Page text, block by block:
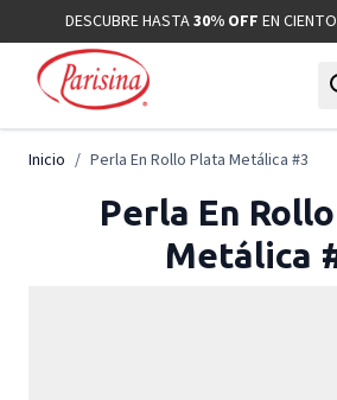
Ir al contenidoDESCUBRE HASTA30% OFF EN
Inicio / Perla En Rollo Plata Metálica #3
Perla En
Metálica